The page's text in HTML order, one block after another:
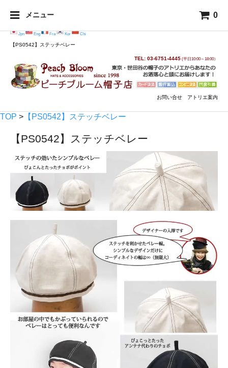
メニュー 0
Jpn Eng Fra Kor Chi
【PS0542】ステッチベレー
TEL: 03-6751-4445 (平日10:00～18:00）
お問い合せ アトリエ案内
TOP > 【PS0542】ステッチベレー
【PS0542】ステッチベレー